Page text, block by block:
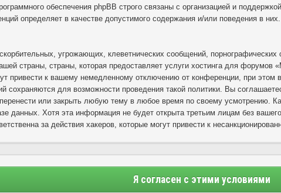
обеспечения phpBB строго связаны с организацией и
определяет в качестве допустимого содержания и/или поведения в
угрожающих, клеветнических сообщений,
страны, страны, которая предоставляет услуги хостинга для
привести к вашему немедленному отключению от конференции, при этом
сохраняются для возможности проведения такой политики. Вы
или закрыть любую тему в любое время по своему усмотрению.
данных. Хотя эта информация не будет открыта третьим лицам без
за действия хакеров, которые могут привести к
Я согласен с этими условиями